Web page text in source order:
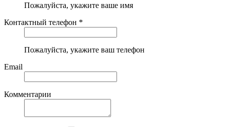
Пожалуйста, укажите ваше имя
Контактный телефон *
Пожалуйста, укажите ваш телефон
Email
Комментарии